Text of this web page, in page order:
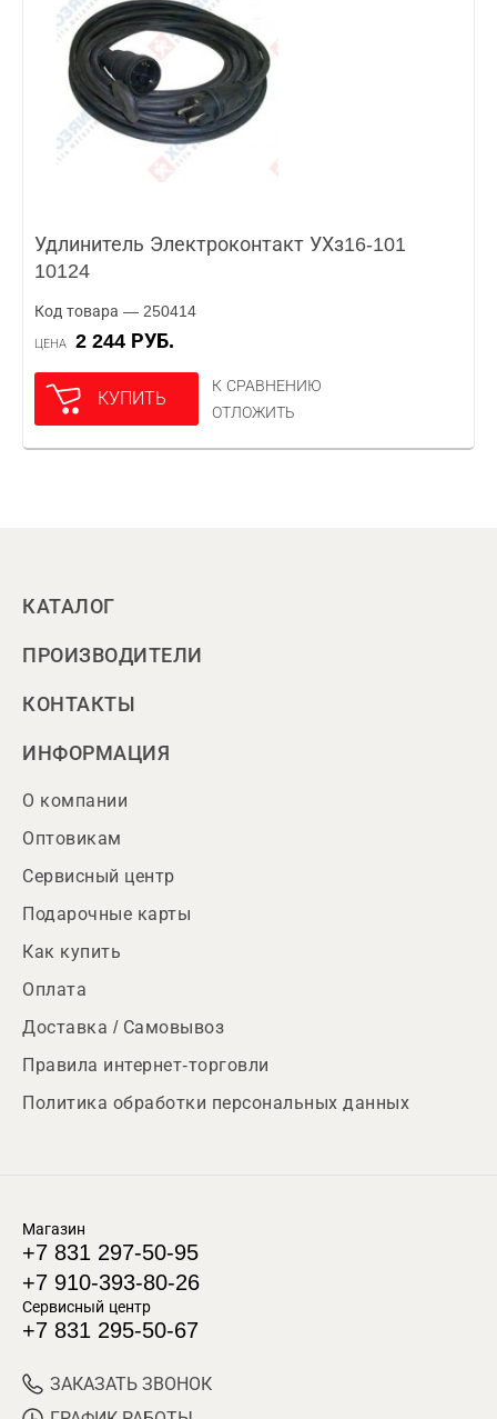
Удлинитель Электроконтакт УХз16-101
10124
Код товара — 250414
ЦЕНА 2 244 РУБ.
КУПИТЬ
К СРАВНЕНИЮ
ОТЛОЖИТЬ
КАТАЛОГ
ПРОИЗВОДИТЕЛИ
КОНТАКТЫ
ИНФОРМАЦИЯ
О компании
Оптовикам
Сервисный центр
Подарочные карты
Как купить
Оплата
Доставка / Самовывоз
Правила интернет-торговли
Политика обработки персональных данных
Магазин
+7 831 297-50-95
+7 910-393-80-26
Сервисный центр
+7 831 295-50-67
ЗАКАЗАТЬ ЗВОНОК